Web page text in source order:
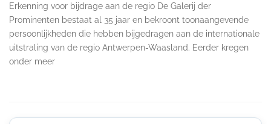
Erkenning voor bijdrage aan de regio De Galerij der
Prominenten bestaat al 35 jaar en bekroont toonaangevende
persoonlijkheden die hebben bijgedragen aan de internationale
uitstraling van de regio Antwerpen-Waasland. Eerder kregen
onder meer